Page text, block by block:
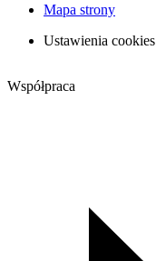
Mapa strony
Ustawienia cookies
Współpraca